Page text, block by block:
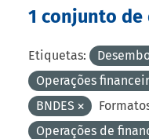
1 conjunto
Etiquetas:
Operações
BNDES
Operações de